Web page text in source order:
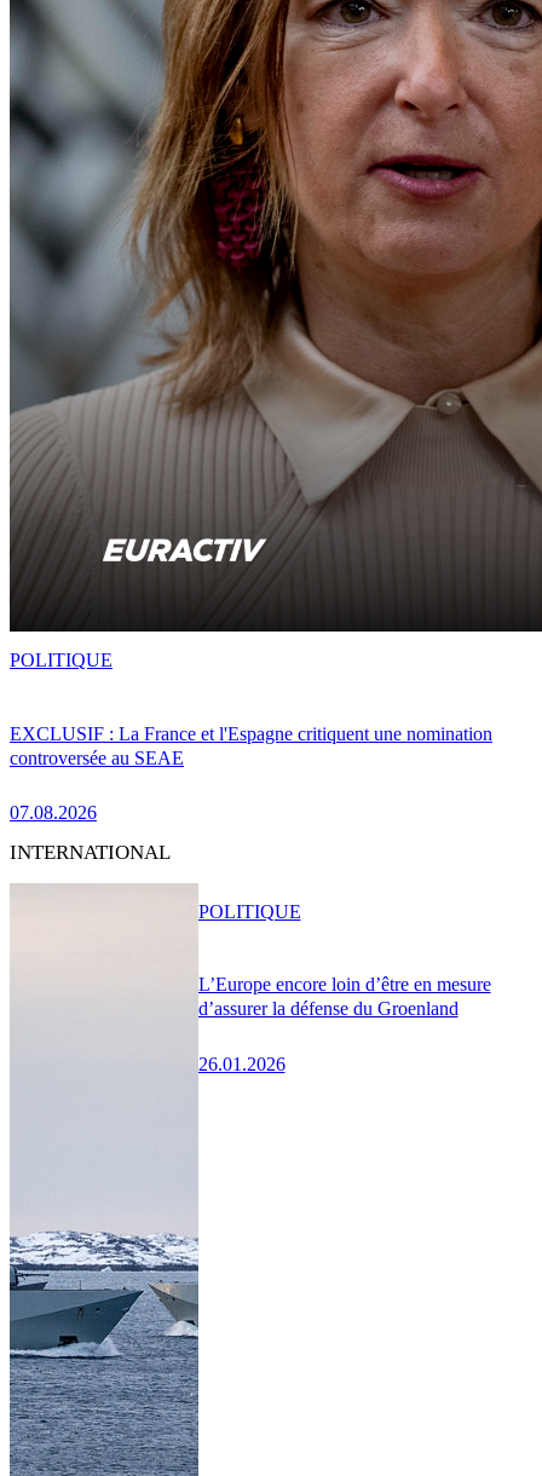
EXCLUSIF : La France et l'Espagne critiquent une nomination
controversée au SEAE
07.08.2026
POLITIQUE
INTERNATIONAL
L’Europe encore loin d’être en mesure
d’assurer la défense du Groenland
26.01.2026
POLITIQUE